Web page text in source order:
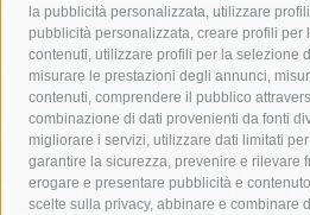
la pubblicità personalizzata, utilizzare
pubblicità personalizzata, creare profili per
contenuti, utilizzare profili per la selezione
misurare le prestazioni degli annunci,
contenuti, comprendere il pubblico
combinazione di dati provenienti da fonti
migliorare i servizi, utilizzare dati limitati
garantire la sicurezza, prevenire e rilevare
erogare e presentare pubblicità e
scelte sulla privacy, abbinare e combinare
Asl Napoli 3 sud
capitaneria di
castellammare di stabia
comune di sorrento
concerto
costiera amalfitana
covid-19 eav
fondazione sorrento
gori
lavori
lorenzo balducelli mare